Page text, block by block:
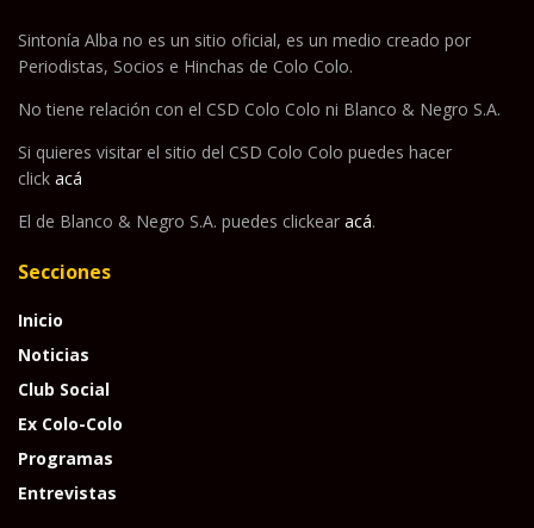
Sintonía Alba no es un sitio oficial, es un medio creado por
Periodistas, Socios e Hinchas de Colo Colo.
No tiene relación con el CSD Colo Colo ni Blanco & Negro S.A.
Si quieres visitar el sitio del CSD Colo Colo puedes hacer
click acá
El de Blanco & Negro S.A. puedes clickear acá.
Secciones
Inicio
Noticias
Club Social
Ex Colo-Colo
Programas
Entrevistas